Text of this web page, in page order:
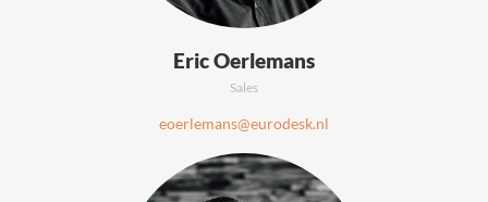
Eric Oerlemans
Sales
eoerlemans@eurodesk.nl